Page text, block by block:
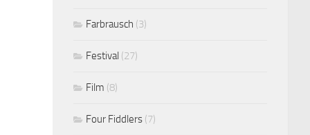
Farbrausch (3)
Festival (27)
Film (8)
Four Fiddlers (7)